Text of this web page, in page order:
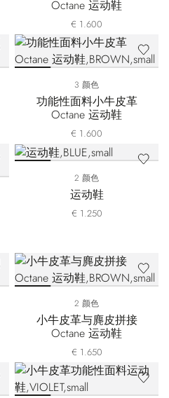
Octane 运动鞋
€ 1.600
3 颜色
功能性面料小牛皮革
Octane 运动鞋
€ 1.600
2 颜色
运动鞋
€ 1.250
2 颜色
小牛皮革与麂皮拼接
Octane 运动鞋
€ 1.650